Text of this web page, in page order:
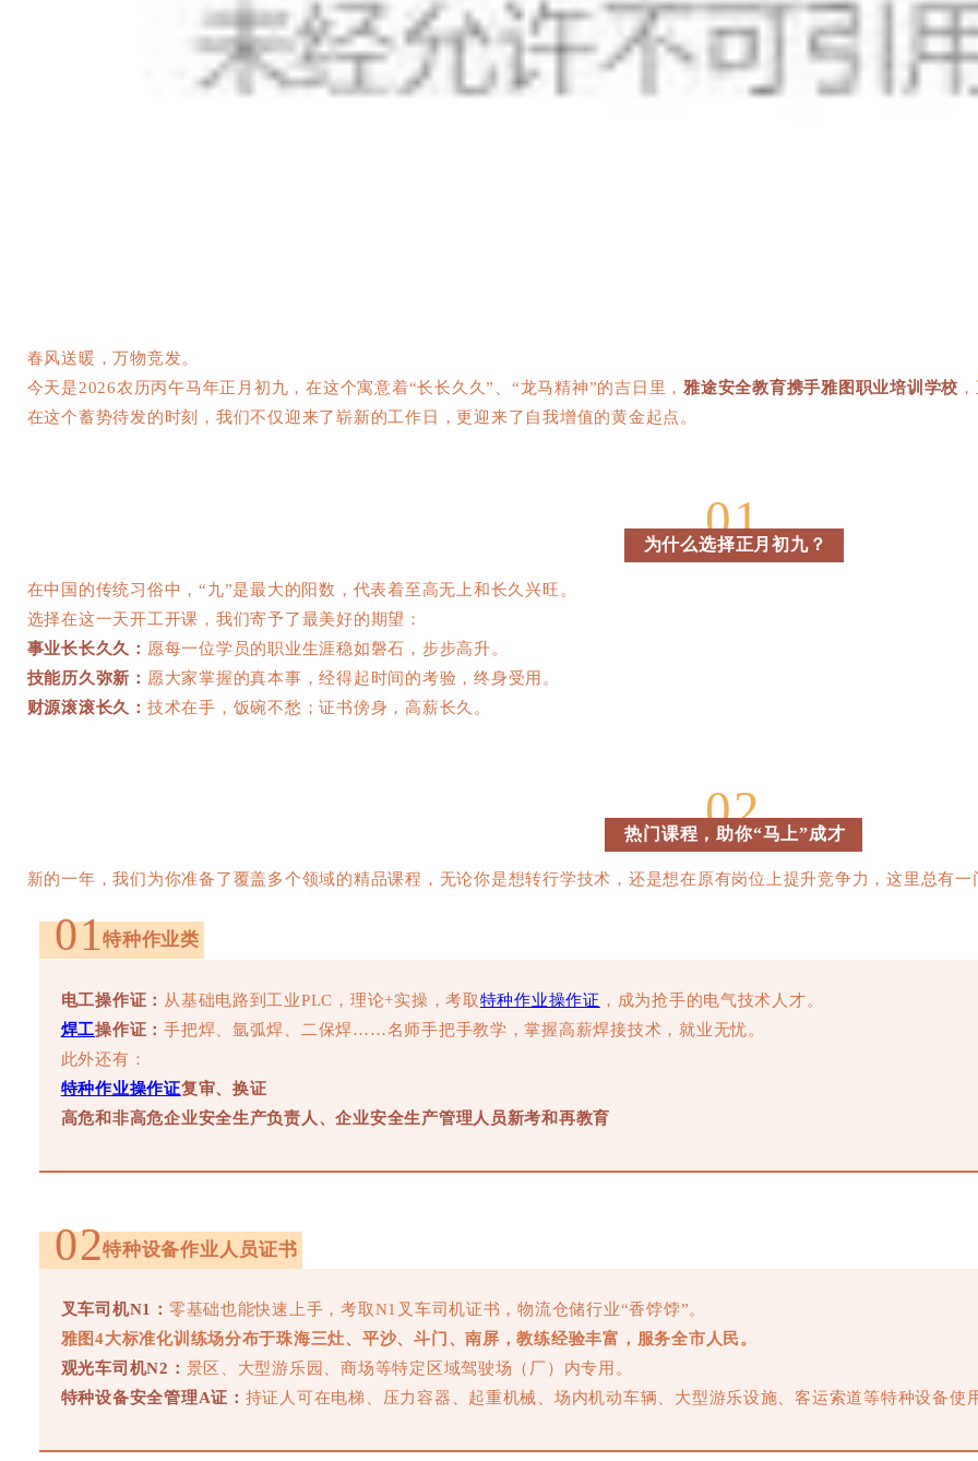
春风送暖，万物竞发。
今天是2026农历丙午马年正月初九，在这个寓意着“长长久久”、“龙马精神”的吉日里，雅途安全教育携手雅图职业培训学校
在这个蓄势待发的时刻，我们不仅迎来了崭新的工作日，更迎来了自我增值的黄金起点。
01
为什么选择正月初九？
在中国的传统习俗中，“九”是最大的阳数，代表着至高无上和长久兴旺。
选择在这一天开工开课，我们寄予了最美好的期望：
事业长长久久： 愿每一位学员的职业生涯稳如磐石，步步高升。
技能历久弥新： 愿大家掌握的真本事，经得起时间的考验，终身受用。
财源滚滚长久： 技术在手，饭碗不愁；证书傍身，高薪长久。
02
热门课程，助你“马上”成才
新的一年，我们为你准备了覆盖多个领域的精品课程，无论你是想转行学技术，还是想在原有岗位上提升竞争力，这里总有一
01特种作业类
电工操作证： 从基础电路到工业PLC，理论+实操，考取特种作业操作证 ，成为抢手的电气技术人才。
焊工操作证：手把焊、氩弧焊、二保焊……名师手把手教学，掌握高薪焊接技术，就业无忧。
此外还有：
特种作业操作证复审、换证
高危和非高危企业安全生产负责人、企业安全生产管理人员新考和再教育
02特种设备作业人员证书
叉车司机N1： 零基础也能快速上手，考取N1叉车司机证书，物流仓储行业“香饽饽”。
雅图4大标准化训练场分布于珠海三灶、平沙、斗门、南屏，教练经验丰富，服务全市人民。
观光车司机N2： 景区、大型游乐园、商场等特定区域驾驶场（厂）内专用。
特种设备安全管理A证： 持证人可在电梯、压力容器、起重机械、场内机动车辆、大型游乐设施、客运索道等特种设备